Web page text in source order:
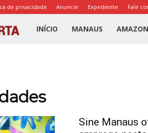
de privacidade Anuncie Expediente Fale
Portal
INÍCIO MANAUS
Sine Manaus